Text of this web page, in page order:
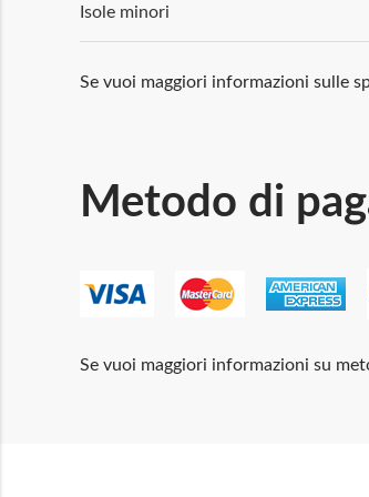
Isole minori
Se vuoi maggiori informazioni sulle
Metodo di
Se vuoi maggiori informazioni su